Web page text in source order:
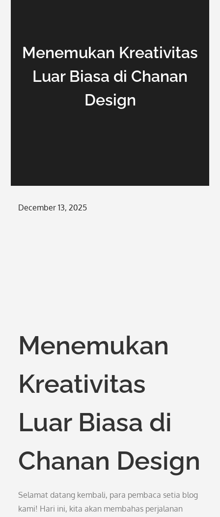
Menemukan Kreativitas
Luar Biasa di Chanan
Design
Posted
December 13, 2025
Menemukan
Kreativitas
Luar Biasa di
Chanan Design
Selamat datang kembali, para pembaca setia blog
kami! Hari ini, kita akan membahas perjalanan